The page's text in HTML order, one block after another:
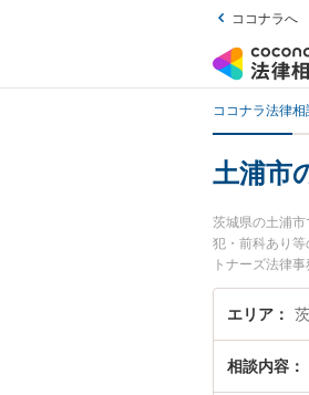
ココナラへ
ココナラ法律相
土浦市
茨城県の土浦
犯・前科あり
トナーズ法律
で土日や夜間
わいせつを法
エリア
相談内容